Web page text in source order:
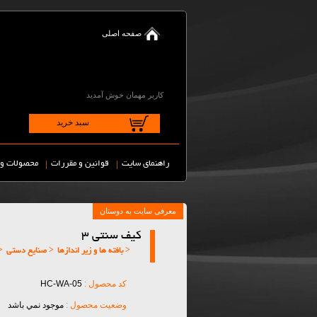
صفحه اصلی
کاربر مهمان خوش آمدید
سبد خرید
راهنمای سایت | قوانین و مقررات | محصولات
کیف سنتی 3
< بافته ها و زیر اندازها < صنایع دستی
کد محصول : HC-WA-05
وضعیت محصول : موجود نمي باشد